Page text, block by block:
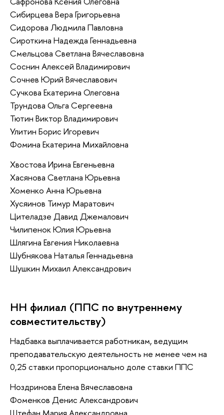
Сибирцева Вера Григорьевна
Сидорова Людмила Павловна
Сироткина Надежда Геннадьевна
Смельцова Светлана Вячеславовна
Соснин Алексей Владимирович
Сочнев Юрий Вячеславович
Сучкова Екатерина Олеговна
Трундова Ольга Сергеевна
Тютин Виктор Владимирович
Улитин Борис Игоревич
Фомина Екатерина Михайловна
Хвостова Ирина Евгеньевна
Хасянова Светлана Юрьевна
Хоменко Анна Юрьевна
Хусяинов Тимур Маратович
Цителадзе Давид Джемалович
Чилипенок Юлия Юрьевна
Шлягина Евгения Николаевна
Шубнякова Наталья Геннадьевна
Шушкин Михаил Александрович
НН филиал (ППС по внутреннему
совместительству)
Надбавка выплачивается работникам, ведущим
преподавательскую деятельность не менее чем на
0,25 ставки пропорционально доле ставки ППС
Ноздринова Елена Вячеславовна
Фоменков Денис Александрович
Штефан Мария Александровна